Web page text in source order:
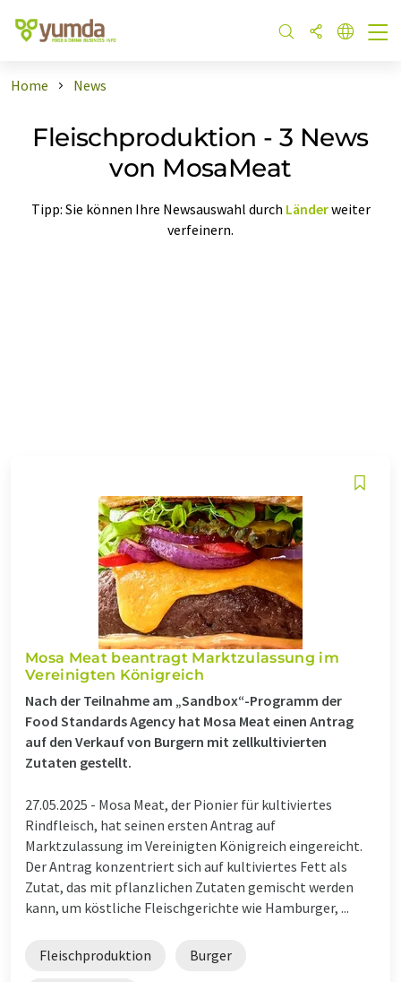
Home News
Fleischproduktion - 3 News
von MosaMeat
Tipp: Sie können Ihre Newsauswahl durch Länderweiter
verfeinern.
Mosa Meat beantragt Marktzulassung im
Vereinigten Königreich
Nach der Teilnahme am „Sandbox“-Programm der
Food Standards Agency hat Mosa Meat einen Antrag
auf den Verkauf von Burgern mit zellkultivierten
Zutaten gestellt.
27.05.2025 - Mosa Meat, der Pionier für kultiviertes
Rindfleisch, hat seinen ersten Antrag auf
Marktzulassung im Vereinigten Königreich eingereicht.
Der Antrag konzentriert sich auf kultiviertes Fett als
Zutat, das mit pflanzlichen Zutaten gemischt werden
kann, um köstliche Fleischgerichte wie Hamburger, ...
Fleischproduktion Burger